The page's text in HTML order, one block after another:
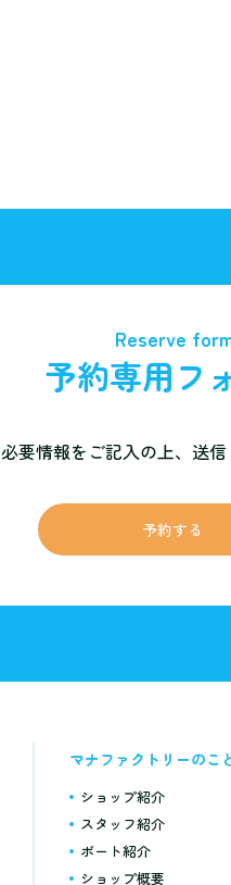
Reserve
予約専用フ
必要情報をご記入の上、 送信
予約する
マナファクトリーのこ
ショップ紹介
スタッフ紹介
ボート紹介
ショップ概要